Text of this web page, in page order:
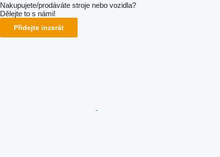
Nakupujete/prodáváte stroje nebo vozidla?
Dělejte to s námi!
Přidejte inzerát